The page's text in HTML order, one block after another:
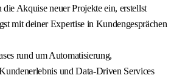
Akquise neuer Projekte ein, erstellst
mit deiner Expertise in Kundengesprächen
rund um Automatisierung,
und Data-Driven Services